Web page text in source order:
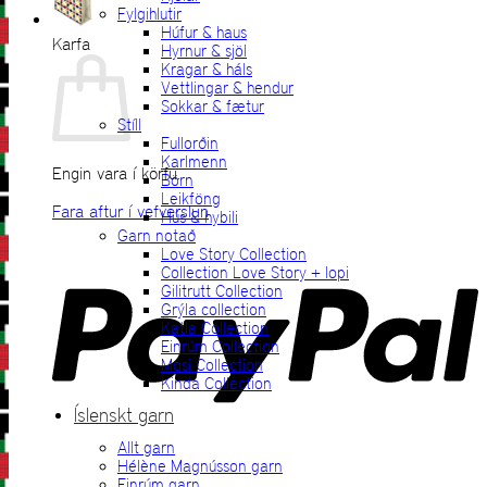
Karfa
Engin vara í körfu.
Fara aftur í vefverslun
Fylgihlutir
Húfur & haus
Hyrnur & sjöl
Kragar & háls
Vettlingar & hendur
Sokkar & fætur
Stíll
Fullorðin
Karlmenn
Börn
Leikföng
Hús & hybili
Garn notað
Love Story Collection
Collection Love Story + lopi
Gilitrutt Collection
Grýla collection
Katla Collection
Einrúm Collection
Mosi Collection
Kinda Collection
Íslenskt garn
Allt garn
Hélène Magnússon garn